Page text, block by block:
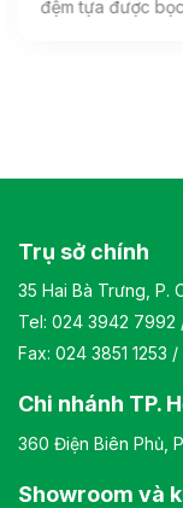
đệm tựa được
bảo tính bền
Màu sắc: Tùy
Trụ sở chính
35 Hai Bà Trưng, P.
Tel: 024 3942 7992
Fax: 024 3851 1253
Chi nhánh TP.
360 Điện Biên Phủ,
Showroom và